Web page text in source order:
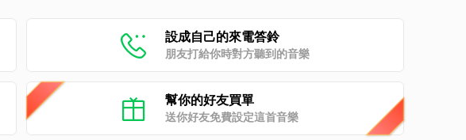
設成自己的來電答鈴
朋友打給你時對方聽到的音樂
幫你的好友買單
送你好友免費設定這首音樂